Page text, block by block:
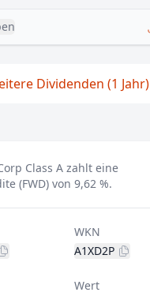
Dividenden (1 Jahr)
Class A zahlt eine
(FWD) von 9,62 %.
WKN
A1XD2P
Wert